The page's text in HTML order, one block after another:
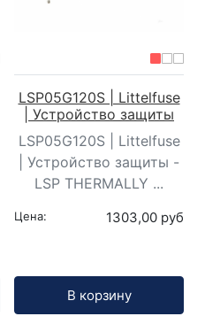
LSP05G120S | Littelfuse
| Устройство защиты
LSP05G120S | Littelfuse
| Устройство защиты -
LSP THERMALLY ...
Цена: 1303,00 руб
В корзину